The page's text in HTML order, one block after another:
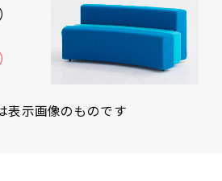
表示画像のものです